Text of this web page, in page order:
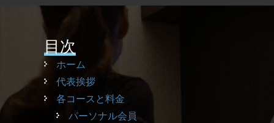
目次
ホーム
代表挨拶
各コースと料金
パーソナル会員